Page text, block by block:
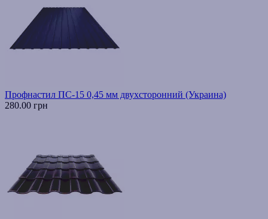
Профнастил ПС-15 0,45 мм двухсторонний (Украина)
280.00 грн